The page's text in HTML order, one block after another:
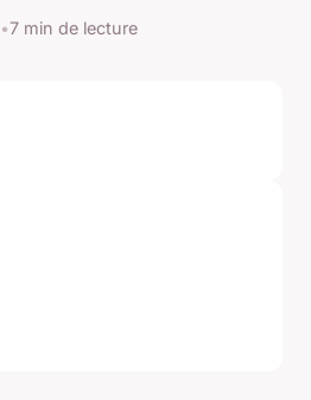
•7 min de lecture